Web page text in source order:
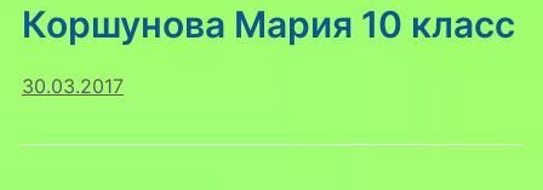
Коршунова Мария 10 класс
30.03.2017